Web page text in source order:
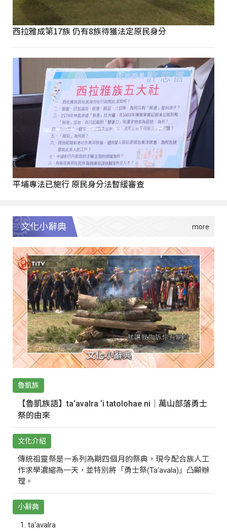
西拉雅成第17族 仍有8族待獲法定原民身分
平埔專法已施行 原民身分法暫緩審查
文化小辭典
魯凱族
【魯凱族語】ta‘avalra ‘i tatolohae ni｜萬山部落勇士
祭的由來
文化介紹
傳統祖靈祭是一系列為期四個月的祭典，現今配合族人工
作求學濃縮為一天，並特別將「勇士祭(Ta‘avala)」凸顯辦
理。
小辭典
ta‘avalra